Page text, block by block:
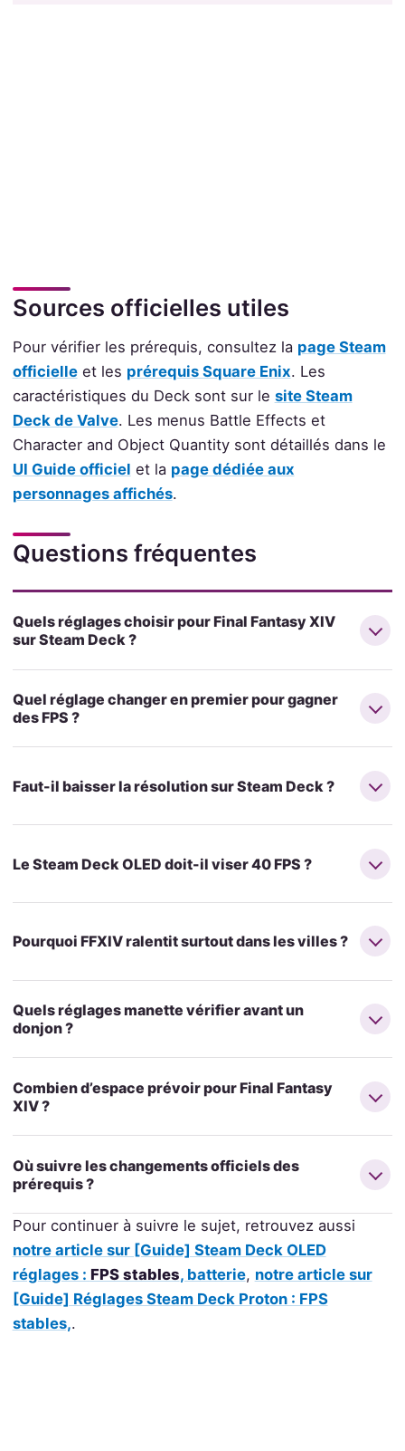
Sources officielles utiles
Pour vérifier les prérequis, consultez la page Steam
officielleet les prérequis Square Enix. Les
caractéristiques du Deck sont sur le site Steam
Deck de Valve. Les menus Battle Effects et
Character and Object Quantity sont détaillés dans le
UI Guide officiel et la page dédiée aux
personnages affichés.
Questions fréquentes
Quels réglages choisir pour Final Fantasy XIV
sur Steam Deck ?
Quel réglage changer en premier pour gagner
des FPS ?
Faut-il baisser la résolution sur Steam Deck ?
Le Steam Deck OLED doit-il viser 40 FPS ?
Pourquoi FFXIV ralentit surtout dans les villes ?
Quels réglages manette vérifier avant un
donjon ?
Combien d’espace prévoir pour Final Fantasy
XIV ?
Où suivre les changements officiels des
prérequis ?
Pour continuer à suivre le sujet, retrouvez aussi
notre article sur [Guide] Steam Deck OLED
réglages : FPS stables, batterie, notre article sur
[Guide] Réglages Steam Deck Proton : FPS
stables,.